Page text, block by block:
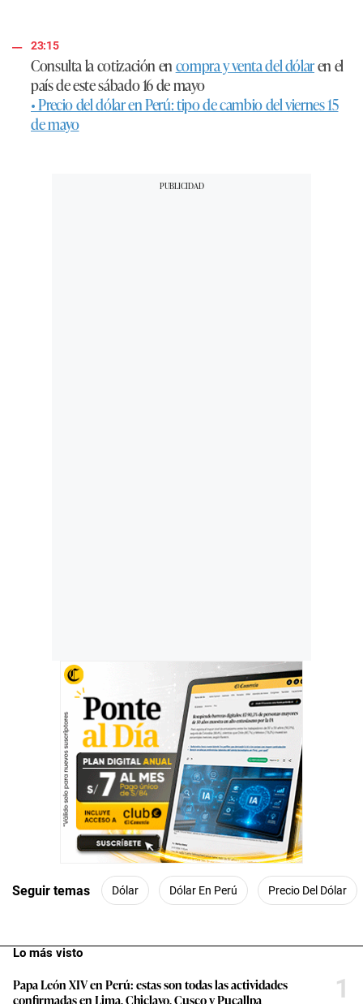
23:15
Consulta la cotización encompra y venta del dólaren el
país de este sábado 16 de mayo
• Precio del dólar en Perú: tipo de cambio del viernes 15
de mayo
Seguir temas Dólar Dólar En Perú Precio Del Dólar
Lo más visto
Papa León XIV en Perú: estas son todas las actividades
confirmadas en Lima, Chiclayo, Cusco y Pucallpa
1